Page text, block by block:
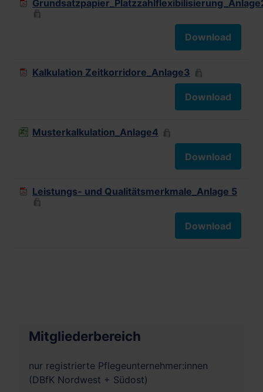
Download
Kalkulation Zeitkorridore_Anlage3
Download
Musterkalkulation_Anlage4
Download
Leistungs- und Qualitätsmerkmale_Anlage 5
Download
Mitgliederbereich
nur registrierte Pflegeunternehmer:innen
(DBfK Nordwest + Südost)